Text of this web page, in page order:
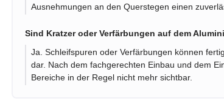
Ausnehmungen an den Querstegen einen
Sind Kratzer oder Verfärbungen auf dem
Ja. Schleifspuren oder Verfärbungen können
dar. Nach dem fachgerechten Einbau und dem
Bereiche in der Regel nicht mehr sichtbar.